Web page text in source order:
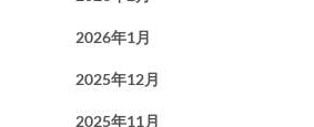
2026年1月
2025年12月
2025年11月